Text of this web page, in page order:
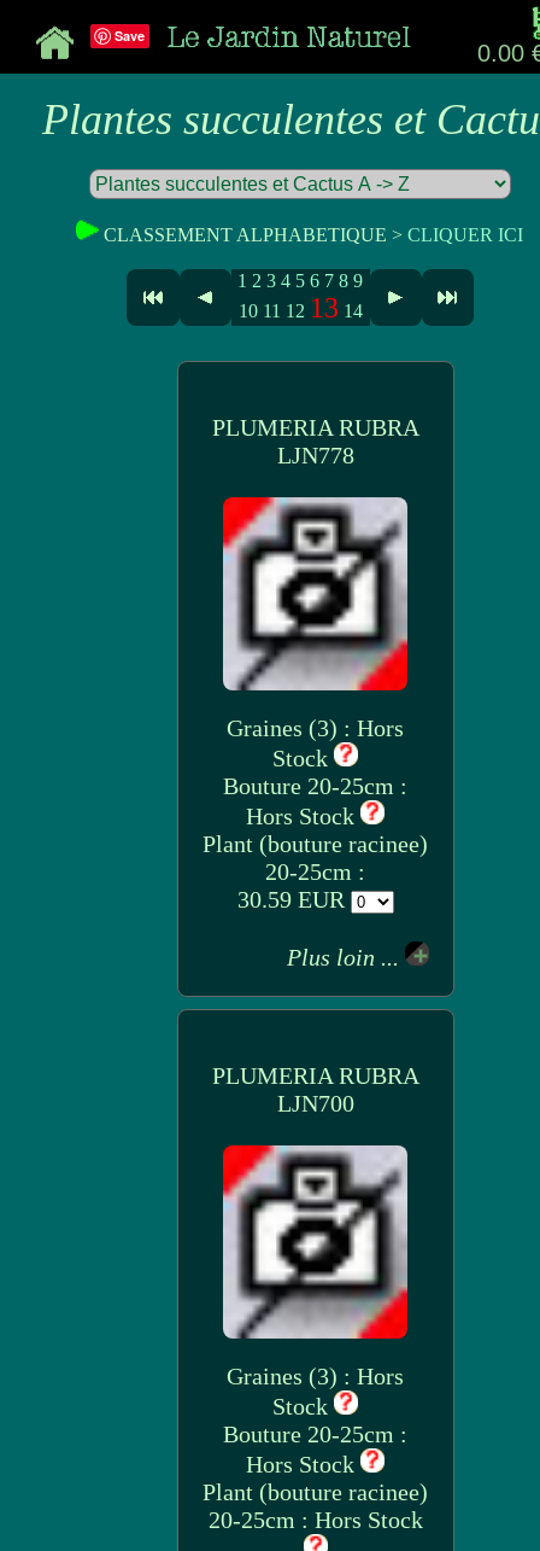
0.00
Save
Plantes succulentes et
CLASSEMENT ALPHABETIQUE > CLIQUER ICI
1 2 3 4 5 6 7 8 9
10 11 12 13 14
PLUMERIA RUBRA
LJN778
Graines (3) : Hors
Stock
Bouture 20-25cm :
Hors Stock
Plant (bouture racinee)
20-25cm :
30.59 EUR
Plus loin ...
PLUMERIA RUBRA
LJN700
Graines (3) : Hors
Stock
Bouture 20-25cm :
Hors Stock
Plant (bouture racinee)
20-25cm : Hors Stock